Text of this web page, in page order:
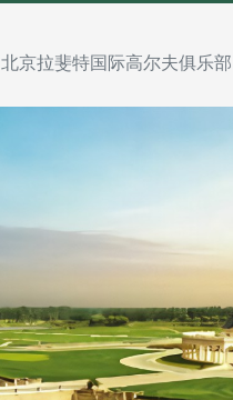
北京拉斐特国际高尔夫俱乐部